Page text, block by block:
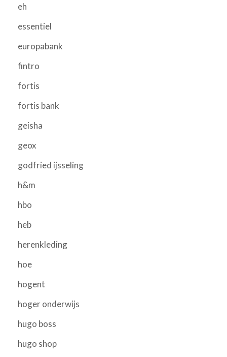
eh
essentiel
europabank
fintro
fortis
fortis bank
geisha
geox
godfried ijsseling
h&m
hbo
heb
herenkleding
hoe
hogent
hoger onderwijs
hugo boss
hugo shop